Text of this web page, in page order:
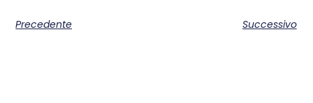
Precedente Successivo